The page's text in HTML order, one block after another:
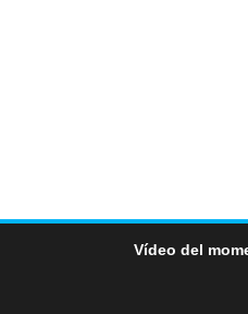
Vídeo del